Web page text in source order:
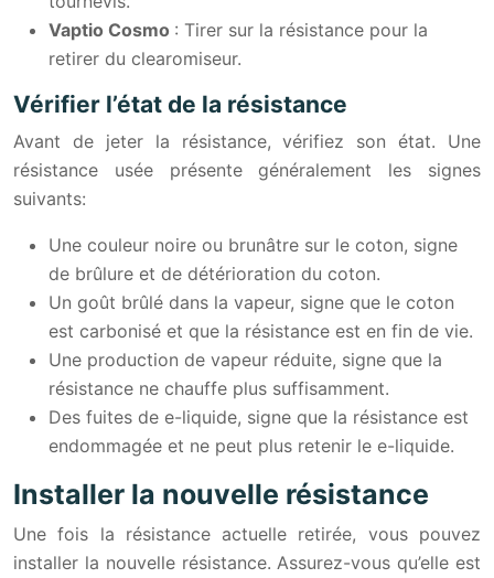
Vaptio Cosmo : Tirer sur la résistance pour la
retirer du clearomiseur.
Vérifier l’état de la résistance
Avant de jeter la résistance, vérifiez son état. Une
résistance usée présente généralement les signes
suivants:
Une couleur noire ou brunâtre sur le coton, signe
de brûlure et de détérioration du coton.
Un goût brûlé dans la vapeur, signe que le coton
est carbonisé et que la résistance est en fin de vie.
Une production de vapeur réduite, signe que la
résistance ne chauffe plus suffisamment.
Des fuites de e-liquide, signe que la résistance est
endommagée et ne peut plus retenir le e-liquide.
Installer la nouvelle résistance
Une fois la résistance actuelle retirée, vous pouvez
installer la nouvelle résistance. Assurez-vous qu’elle est